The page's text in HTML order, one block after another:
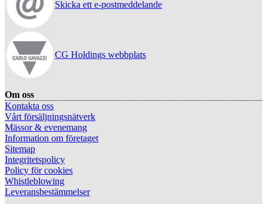
Skicka ett e-postmeddelande
CG Holdings webbplats
Om oss
Kontakta oss
Vårt försäljningsnätverk
Mässor & evenemang
Information om företaget
Sitemap
Integritetspolicy
Policy för cookies
Whistleblowing
Leveransbestämmelser